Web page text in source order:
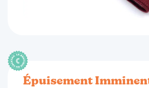
Épuisement